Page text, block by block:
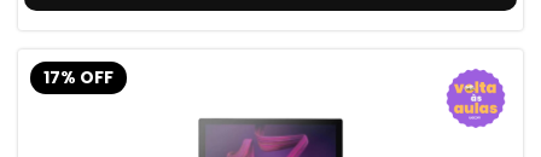
17% OFF